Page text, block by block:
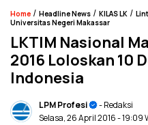
Home / Headline News / KILAS LK /
Universitas Negeri Makassar
LKTIM Nasional
2016 Loloskan 10
Indonesia
LPM Profesi
- Redaksi
Selasa, 26 April 2016- 19:09